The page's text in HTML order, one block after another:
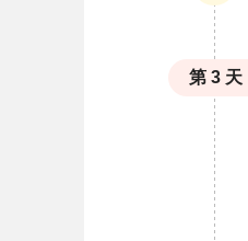
第 3 天